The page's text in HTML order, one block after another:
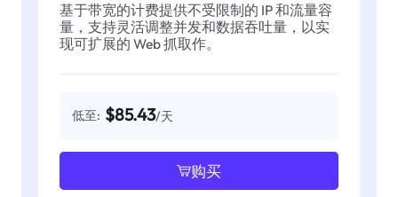
基于带宽的计费提供不受限制的 IP 和流量容
量，支持灵活调整并发和数据吞吐量，以实
现可扩展的 Web 抓取作。
低至: $85.43/天
购买